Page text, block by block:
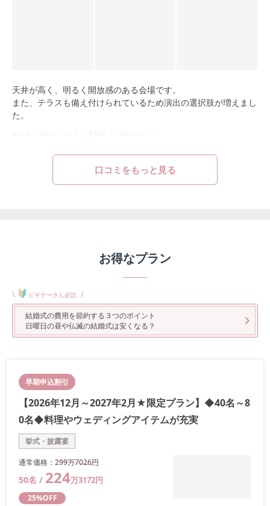
天井が高く、明るく開放感のある会場です。
また、テラスも備え付けられているため演出の選択肢が増えまし
た。
口コミをもっと見る
お得なプラン
\ ビギナーさん必読 /
結婚式の費用を節約する３つのポイント
日曜日の昼や仏滅の結婚式は安くなる？
早期申込割引
【2026年12月～2027年2月★限定プラン】◆40名～8
0名◆料理やウェディングアイテムが充実
挙式・披露宴
通常価格： 299万7026円
50名 / 224万3172円
25%OFF